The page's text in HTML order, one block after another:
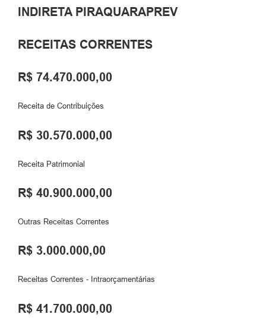
INDIRETA PIRAQUARAPREV
RECEITAS CORRENTES
R$ 74.470.000,00
Receita de Contribuições
R$ 30.570.000,00
Receita Patrimonial
R$ 40.900.000,00
Outras Receitas Correntes
R$ 3.000.000,00
Receitas Correntes - Intraorçamentárias
R$ 41.700.000,00